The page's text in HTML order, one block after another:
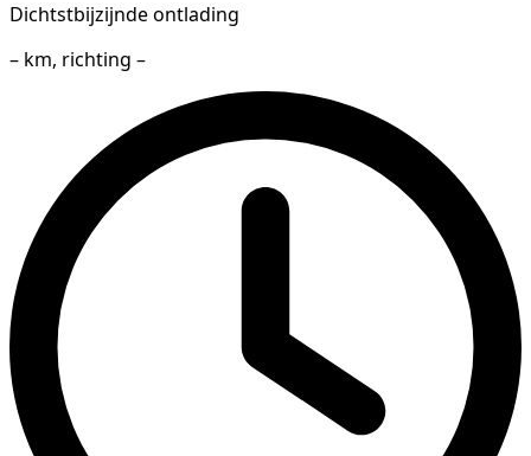
Dichtstbijzijnde ontlading
– km, richting –